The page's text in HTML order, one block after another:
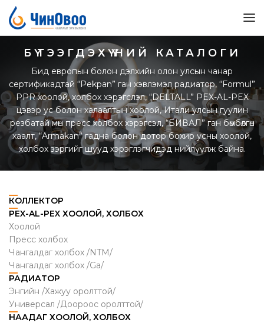
БҮТЭЭГДЭХҮҮНИЙ КАТАЛОГИ
Бид европын болон дэлхийн олон улсын чанар
сертификадтай “Pekpan” ган хэвлэмэл радиатор, “Formul”
PPR хоолой, холбох хэрэгслэл, “DELTALL” PEX-AL-PEX
цэвэр ус болон халаалтын хоолой, Итали улсын гуулин
резбатай мөн пресс холбох хэрэгсэл, “БИВАЛ” ган бөмбөлгөн
хаалт, “Armakan” гадна болон дотор бохир усны хоолой,
холбох зэргийг шууд хэрэглэгчидэд нийлүүлж байна.
КОЛЛЕКТОР
PEX-AL-PEX ХООЛОЙ, ХОЛБОХ
Хоолой
Пресс холбох
Чангалдаг холбох /NTM/
Чангалдаг холбох /Ga/
РАДИАТОР
Энгийн /Хажуу оролттой/
Универсал /Доороос оролттой/
НААДАГ ХООЛОЙ, ХОЛБОХ